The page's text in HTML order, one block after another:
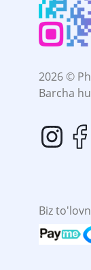
2026 ©
Barcha
Biz